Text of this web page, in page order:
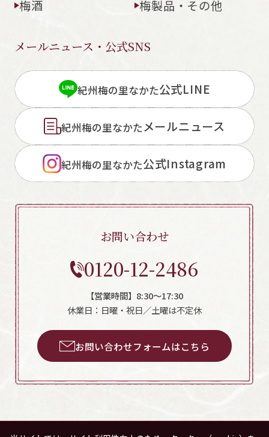
梅酒
梅製品・その他
メールニュース・公式SNS
紀州梅の里なかた公式LINE
紀州梅の里なかたメールニュース
紀州梅の里なかた公式Instagram
お問い合わせ
0120-12-2486
【営業時間】8:30～17:30
休業日：日曜・祝日／土曜は不定休
お問い合わせフォームはこちら